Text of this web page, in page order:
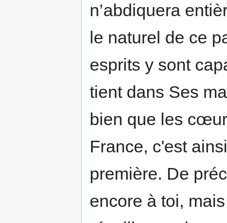
n’abdiquera
le naturel de ce
esprits y sont
tient dans Ses
bien que les
France, c'est
première. De
encore à toi,